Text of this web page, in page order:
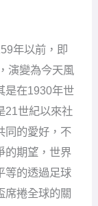
年以前，即
演變為今天風
是在1930年世
21世紀以來社
同的愛好，不
的期望，世界
等的透過足球
席捲全球的關